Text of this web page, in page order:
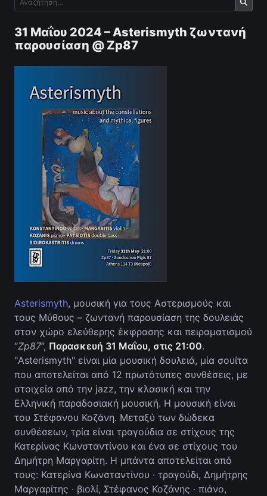
31 Μαΐου 2024 – Asterismyth ζωντανή
παρουσίαση @ Zp87
Asterismyth, μουσική για τους Αστερισμούς και
τους Μύθους – ζωντανή παρουσίαση της δουλειάς
στον χώρο ελεύθερης έκφρασης και πειραματισμού
“Zp87”, Παρασκευή 31 Μαΐου, στις 21:00.
"Asterismyth" είναι μία μουσική δουλειά, μία σουίτα
που αποτελείται από 12 πρωτότυπες συνθέσεις, με
στοιχεία από την jazz, την κλασική και την
Ελληνική παραδοσιακή μουσική. Η μουσική είναι
του Στέφανου Κοζάνη. Μεταξύ των δώδεκα
συνθέσεων, τρία είναι τραγούδια σε στίχους της
Κατερίνας Κωνσταντίνου και ένα σε στίχους του
Δημήτρη Μαργαρίτη. Η μπάντα αποτελείται από
τους: Κατερίνα Κωνσταντίνου · τραγούδι, Δημήτρης
Μαργαρίτης · βιολί, Στέφανος Κοζάνης · πιάνο,